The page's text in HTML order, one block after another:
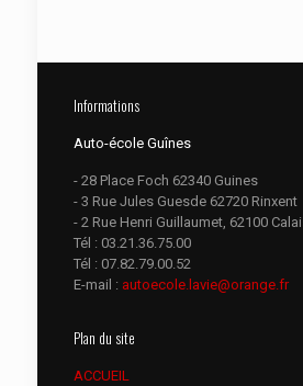
Informations
Auto-école Guînes
- 28 Place Foch 62340 Guines
- 3 Rue Jules Guesde 62720 Rinxent
- 2 Rue Henri Guillaumet, 62100
Tél : 03.21.36.75.00
Tél : 07.82.79.00.52
E-mail : autoecole.lavie@orange.fr
Plan du site
ACCUEIL